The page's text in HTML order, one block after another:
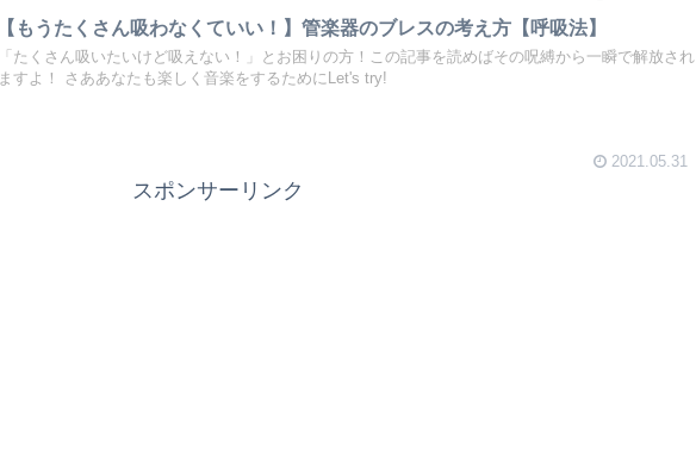
【もうたくさん吸わなくていい！】管楽器のブレスの考え方【呼吸法】
「たくさん吸いたいけど吸えない！」とお困りの方！この記事を読めばその呪縛から一瞬で解放され
ますよ！ さああなたも楽しく音楽をするためにLet's try!
2021.05.31
スポンサーリンク